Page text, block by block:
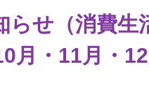
せ（消費生
月・11月・12